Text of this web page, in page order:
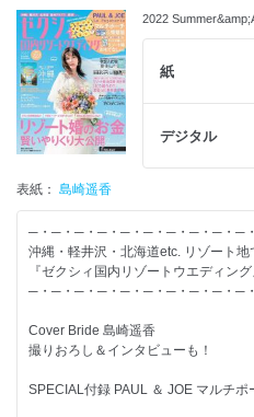
情報たっぷりのゼクシィを使って、
【別冊付録】-------------------------
◆リゾート婚のお金まるわかりBOOK
◆沖縄＆軽井沢WEDDING BOOK
◆準備ダンドリTO DO チェックシート
◆全国の教会＆式場100Book
【特集】-------------------------
◆リゾート婚の常識＆マナー 最新Q＆
◆先輩花嫁11組のゲスト費用負担大公
◆地元婚・海外婚・リゾート婚の違い
◆リゾートロケフォトの?テク
◆北海道 大人旅Wedding
etc…
その後の人生がずっと幸せになること
2022
紙
デジタル
表紙： 島崎遥香
─・─・─・─・─・─・─・─・─・─
沖縄・軽井沢・北海道etc. リゾート地
『ゼクシィ国内リゾートウエディング
─・─・─・─・─・─・─・─・─・─
Cover Bride 島崎遥香
撮りおろし＆インタビューも！
SPECIAL付録 PAUL ＆ JOE マルチポ